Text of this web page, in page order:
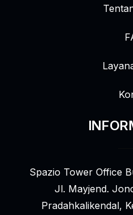
Spazio Tower Office
Jl. Mayjend.
Pradahkalikendal,